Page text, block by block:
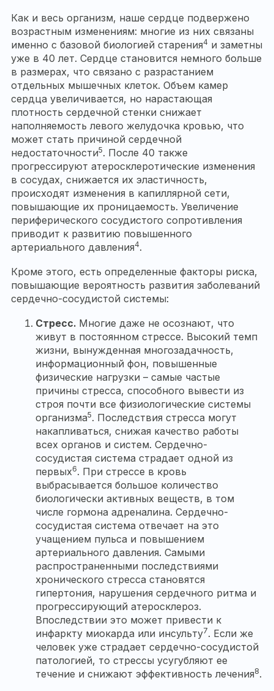
Как и весь организм, наше сердце подвержено
возрастным изменениям: многие из них связаны
именно с базовой биологией старения4 и заметны
уже в 40 лет. Сердце становится немного больше
в размерах, что связано с разрастанием
отдельных мышечных клеток. Объем камер
сердца увеличивается, но нарастающая
плотность сердечной стенки снижает
наполняемость левого желудочка кровью, что
может стать причиной сердечной
недостаточности5. После 40 также
прогрессируют атеросклеротические изменения
в сосудах, снижается их эластичность,
происходят изменения в капиллярной сети,
повышающие их проницаемость. Увеличение
периферического сосудистого сопротивления
приводит к развитию повышенного
артериального давления4.
Кроме этого, есть определенные факторы риска,
повышающие вероятность развития заболеваний
сердечно-сосудистой системы:
Стресс. Многие даже не осознают, что
живут в постоянном стрессе. Высокий темп
жизни, вынужденная многозадачность,
информационный фон, повышенные
физические нагрузки – самые частые
причины стресса, способного вывести из
строя почти все физиологические системы
организма5. Последствия стресса могут
накапливаться, снижая качество работы
всех органов и систем. Сердечно-
сосудистая система страдает одной из
первых6. При стрессе в кровь
выбрасывается большое количество
биологически активных веществ, в том
числе гормона адреналина. Сердечно-
сосудистая система отвечает на это
учащением пульса и повышением
артериального давления. Самыми
распространенными последствиями
хронического стресса становятся
гипертония, нарушения сердечного ритма и
прогрессирующий атеросклероз.
Впоследствии это может привести к
инфаркту миокарда или инсульту7. Если же
человек уже страдает сердечно-сосудистой
патологией, то стрессы усугубляют ее
течение и снижают эффективность лечения8.